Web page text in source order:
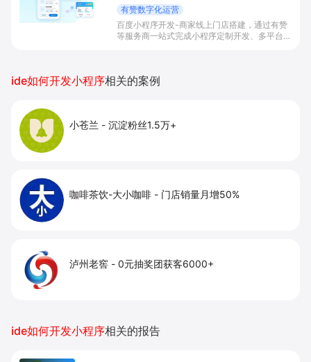
有赞数字化运营
百度小程序开发-商家线上门店搭建，通过有赞
等服务商一站式完成小程序定制开发、多平台联
ide如何开发小程序相关的案例
小苍兰 - 沉淀粉丝1.5万+
咖啡茶饮-大小咖啡 - 门店销量月增50%
泸州老窖 - 0元抽奖团获客6000+
ide如何开发小程序相关的报告